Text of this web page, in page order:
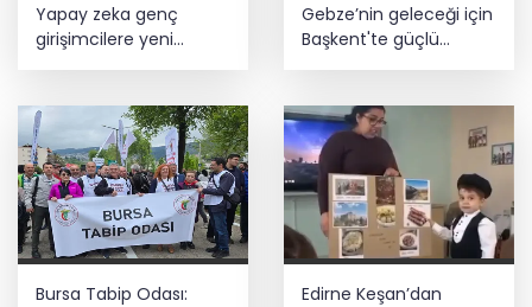
Yapay zeka genç
girişimcilere yeni
Gebze’nin geleceği için
Başkent'te güçlü
Bursa Tabip Odası:
Edirne Keşan’dan